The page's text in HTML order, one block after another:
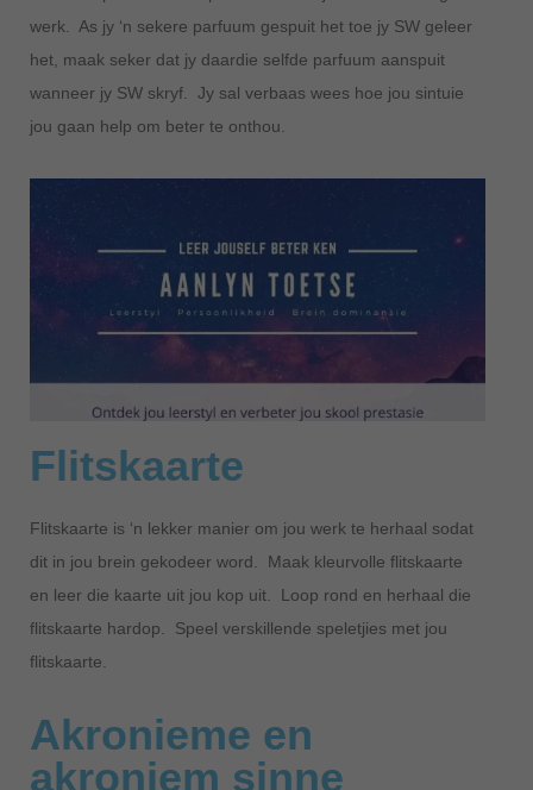
werk. As jy ‘n sekere parfuum gespuit het toe jy SW geleer
het, maak seker dat jy daardie selfde parfuum aanspuit
wanneer jy SW skryf. Jy sal verbaas wees hoe jou sintuie
jou gaan help om beter te onthou.
Flitskaarte
Flitskaarte is ‘n lekker manier om jou werk te herhaal sodat
dit in jou brein gekodeer word. Maak kleurvolle flitskaarte
en leer die kaarte uit jou kop uit. Loop rond en herhaal die
flitskaarte hardop. Speel verskillende speletjies met jou
flitskaarte.
Akronieme en
akroniem sinne